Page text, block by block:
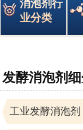
消泡剂行
业分类
发酵消泡剂细
工业发酵消泡剂